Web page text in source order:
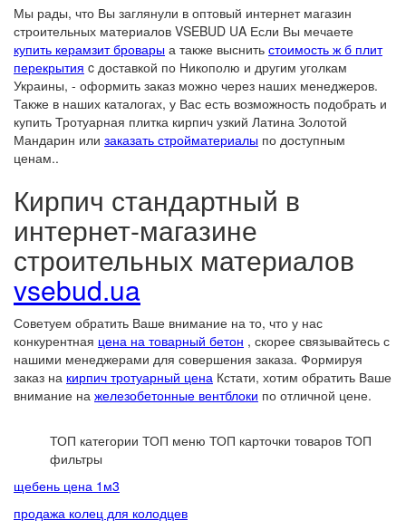
Мы рады, что Вы заглянули в оптовый интернет магазин
строительных материалов VSEBUD UA Если Вы мечаете
купить керамзит бровары а также выснить стоимость ж б плит
перекрытия c доставкой по Никополю и другим уголкам
Украины, - оформить заказ можно через наших менеджеров.
Также в наших каталогах, у Вас есть возможность подобрать и
купить Тротуарная плитка кирпич узкий Латина Золотой
Мандарин или заказать стройматериалы по доступным
ценам..
Кирпич стандартный в
интернет-магазине
строительных материалов
vsebud.ua
Советуем обратить Ваше внимание на то, что у нас
конкурентная цена на товарный бетон , скорее связывайтесь с
нашими менеджерами для совершения заказа. Формируя
заказ на кирпич тротуарный цена Кстати, хотим обратить Ваше
внимание на железобетонные вентблоки по отличной цене.
ТОП категории ТОП меню ТОП карточки товаров ТОП
фильтры
щебень цена 1м3
продажа колец для колодцев